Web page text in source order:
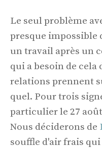
Le seul problème
presque impossible
un travail après un
qui a besoin de cela
relations prennent
quel. Pour trois
particulier le 27
Nous déciderons de
souffle d'air frais